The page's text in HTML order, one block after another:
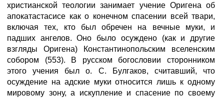
христианской теологии занимает учение Оригена об
апокатастасисе как о конечном спасении всей твари,
включая тех, кто был обречен на вечные муки, и
падших ангелов. Оно было осуждено (как и другие
взгляды Оригена) Константинопольским вселенским
собором (553). В русском богословии сторонником
этого учения был о. С. Булгаков, считавший, что
осуждение на адские муки относится лишь к одному
мировому зону, а искупление и спасение по своему